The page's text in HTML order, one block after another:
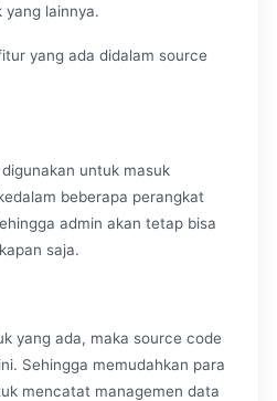
lainnya.
yang ada didalam source
untuk masuk
beberapa perangkat
admin akan tetap bisa
saja.
yang ada, maka source code
Sehingga memudahkan para
mencatat managemen data